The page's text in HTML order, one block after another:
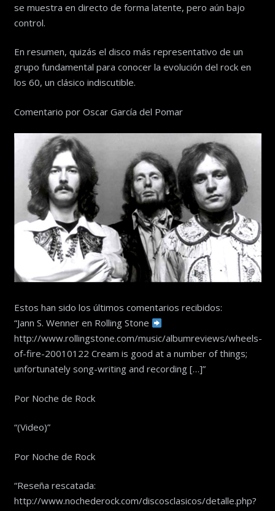
se muestra en directo de forma latente, pero aún bajo
control.
En resumen, quizás el disco más representativo de un
grupo fundamental para conocer la evolución del rock en
los 60, un clásico indiscutible.
Comentario por Oscar García del Pomar
Estos han sido los últimos comentarios recibidos:
“Jann S. Wenner en Rolling Stone
http://www.rollingstone.com/music/albumreviews/wheels-
of-fire-20010122 Cream is good at a number of things;
unfortunately song-writing and recording […]”
Por Noche de Rock
“(Video)”
Por Noche de Rock
“Reseña rescatada:
http://www.nochederock.com/discosclasicos/detalle.php?